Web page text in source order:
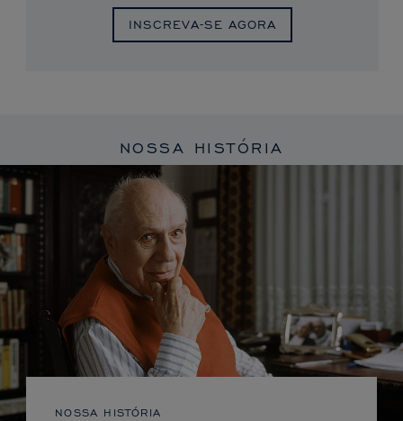
INSCREVA-SE AGORA
NOSSA HISTÓRIA
NOSSA HISTÓRIA